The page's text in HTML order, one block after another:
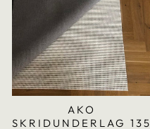
AKO
SKRIDUNDERLAG 135